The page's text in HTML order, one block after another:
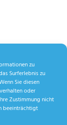
zu
Surferlebnis zu
Sie diesen
oder
Zustimmung nicht
beeinträchtigt